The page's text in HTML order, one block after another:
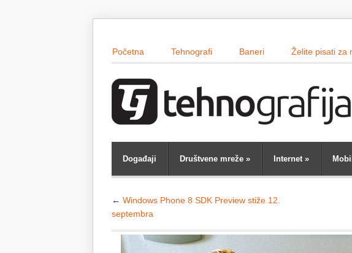
Početna Tehnografi Baneri Želite pisati za
Događaji Društvene mreže » Internet»
← Windows Phone 8 SDK Preview stiže 12.
septembra